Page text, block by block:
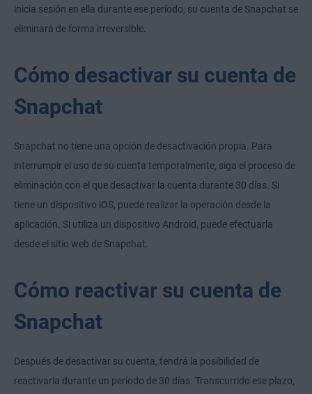
inicia sesión en ella durante ese período, su cuenta de Snapchat se
eliminará de forma irreversible.
Cómo desactivar su cuenta de
Snapchat
Snapchat no tiene una opción de desactivación propia. Para
interrumpir el uso de su cuenta temporalmente, siga el proceso de
eliminación con el que desactivar la cuenta durante 30 días. Si
tiene un dispositivo iOS, puede realizar la operación desde la
aplicación. Si utiliza un dispositivo Android, puede efectuarla
desde el sitio web de Snapchat.
Cómo reactivar su cuenta de
Snapchat
Después de desactivar su cuenta, tendrá la posibilidad de
reactivarla durante un período de 30 días. Transcurrido ese plazo,